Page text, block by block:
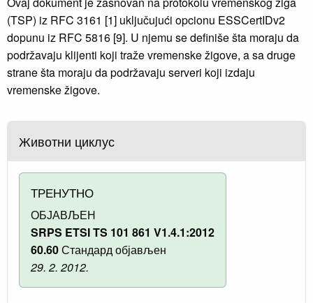
(TSP) iz RFC 3161 [1] uključujući opcionu ESSCertIDv2
dopunu iz RFC 5816 [9]. U njemu se definiše šta moraju da
podržavaju klijenti koji traže vremenske žigove, a sa druge
strane šta moraju da podržavaju serveri koji izdaju
vremenske žigove.
Животни циклус
ТРЕНУТНО
ОБЈАВЉЕН
SRPS ETSI TS 101 861 V1.4.1:2012
60.60Стандард објављен
29. 2. 2012.